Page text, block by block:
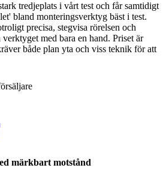
tredjeplats i vårt test och får samtidigt
bland monteringsverktyg bäst i test.
precisa, stegvisa rörelsen och
med bara en hand. Priset är
både plan yta och viss teknik för att
märkbart motstånd